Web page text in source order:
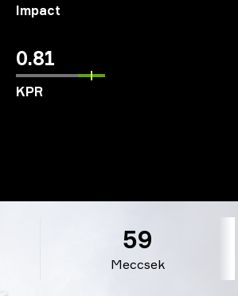
Impact
0.81
KPR
Meccsek
59